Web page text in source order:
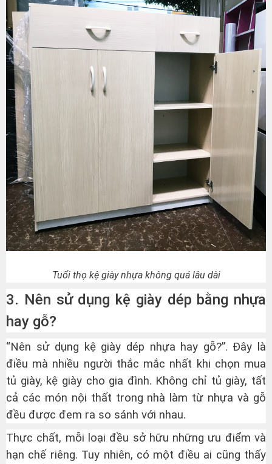
Tuổi thọ kệ giày nhựa không quá lâu dài
3. Nên sử dụng kệ giày dép bằng nhựa
hay gỗ?
“Nên sử dụng kệ giày dép nhựa hay gỗ?”. Đây là
điều mà nhiều người thắc mắc nhất khi chọn mua
tủ giày, kệ giày cho gia đình. Không chỉ tủ giày, tất
cả các món nội thất trong nhà làm từ nhựa và gỗ
đều được đem ra so sánh với nhau.
Thực chất, mỗi loại đều sở hữu những ưu điểm và
hạn chế riêng. Tuy nhiên, có một điều ai cũng thấy